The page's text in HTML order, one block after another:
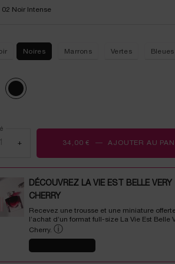
02 Noir Intense
Noires Marrons Vertes Bleues
Onyx, 1 of 2
Selected
02 Noir Intense, 2 of 2
+ 34,00 € ― AJOUTER AU
DÉCOUVREZ LA VIE EST BELLE VERY
CHERRY
Recevez une trousse et une miniature
l’achat d’un format full-size La Vie Est Belle
Cherry. ⓘ